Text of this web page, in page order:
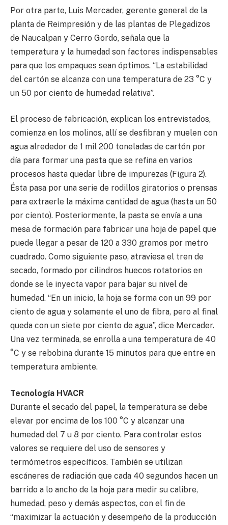
Por otra parte, Luis Mercader, gerente general de la
planta de Reimpresión y de las plantas de Plegadizos
de Naucalpan y Cerro Gordo, señala que la
temperatura y la humedad son factores indispensables
para que los empaques sean óptimos. “La estabilidad
del cartón se alcanza con una temperatura de 23 °C y
un 50 por ciento de humedad relativa”.
El proceso de fabricación, explican los entrevistados,
comienza en los molinos, allí se desfibran y muelen con
agua alrededor de 1 mil 200 toneladas de cartón por
día para formar una pasta que se refina en varios
procesos hasta quedar libre de impurezas (Figura 2).
Ésta pasa por una serie de rodillos giratorios o prensas
para extraerle la máxima cantidad de agua (hasta un 50
por ciento). Posteriormente, la pasta se envía a una
mesa de formación para fabricar una hoja de papel que
puede llegar a pesar de 120 a 330 gramos por metro
cuadrado. Como siguiente paso, atraviesa el tren de
secado, formado por cilindros huecos rotatorios en
donde se le inyecta vapor para bajar su nivel de
humedad. “En un inicio, la hoja se forma con un 99 por
ciento de agua y solamente el uno de fibra, pero al final
queda con un siete por ciento de agua”, dice Mercader.
Una vez terminada, se enrolla a una temperatura de 40
°C y se rebobina durante 15 minutos para que entre en
temperatura ambiente.
Tecnología HVACR
Durante el secado del papel, la temperatura se debe
elevar por encima de los 100 °C y alcanzar una
humedad del 7 u 8 por ciento. Para controlar estos
valores se requiere del uso de sensores y
termómetros específicos. También se utilizan
escáneres de radiación que cada 40 segundos hacen un
barrido a lo ancho de la hoja para medir su calibre,
humedad, peso y demás aspectos, con el fin de
“maximizar la actuación y desempeño de la producción